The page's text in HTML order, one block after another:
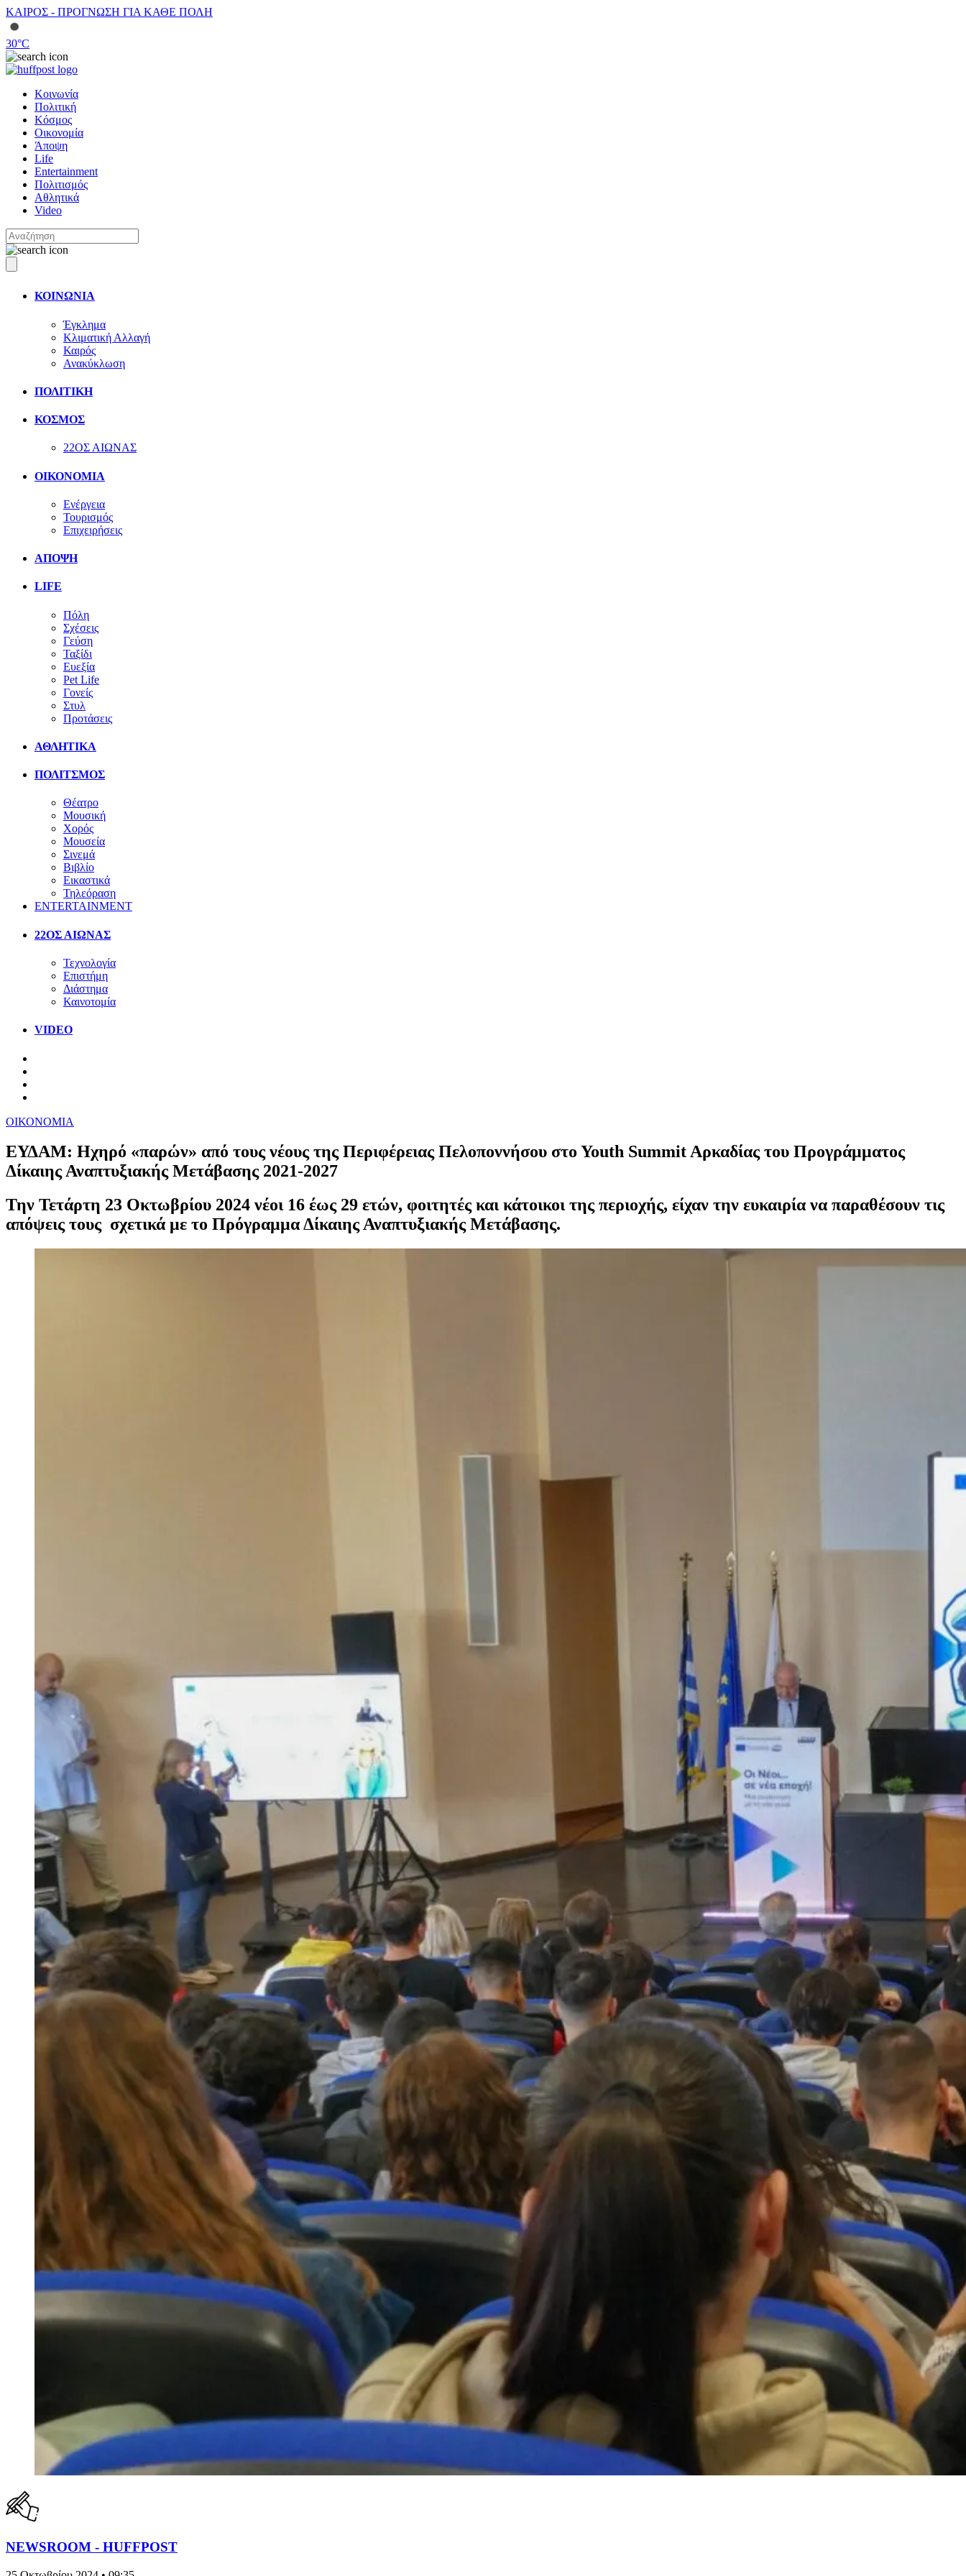
ΚΑΙΡΟΣ - ΠΡΟΓΝΩΣΗ ΓΙΑ ΚΑΘΕ ΠΟΛΗ
30°C
Κοινωνία
Πολιτική
Κόσμος
Οικονομία
Άποψη
Life
Entertainment
Πολιτισμός
Αθλητικά
Video
ΚΟΙΝΩΝΙΑ
Έγκλημα
Κλιματική Αλλαγή
Καιρός
Ανακύκλωση
ΠΟΛΙΤΙΚΗ
ΚΟΣΜΟΣ
22ΟΣ ΑΙΩΝΑΣ
ΟΙΚΟΝΟΜΙΑ
Ενέργεια
Τουρισμός
Επιχειρήσεις
ΑΠΟΨΗ
LIFE
Πόλη
Σχέσεις
Γεύση
Ταξίδι
Ευεξία
Pet Life
Γονείς
Στυλ
Προτάσεις
ΑΘΛΗΤΙΚΑ
ΠΟΛΙΤΣΜΟΣ
Θέατρο
Μουσική
Χορός
Μουσεία
Σινεμά
Βιβλίο
Εικαστικά
Τηλεόραση
ENTERTAINMENT
22ΟΣ ΑΙΩΝΑΣ
Τεχνολογία
Επιστήμη
Διάστημα
Καινοτομία
VIDEO
ΟΙΚΟΝΟΜΙΑ
ΕΥΔΑM: Ηχηρό «παρών» από τους νέους της Περιφέρειας Πελοποννήσου στο Υοuth Summit Aρκαδίας του Προγράμματος
Δίκαιης Αναπτυξιακής Μετάβασης 2021-2027
Την Τετάρτη 23 Οκτωβρίου 2024 νέοι 16 έως 29 ετών, φοιτητές και κάτοικοι της περιοχής, είχαν την ευκαιρία να παραθέσουν τις
απόψεις τους σχετικά με το Πρόγραμμα Δίκαιης Αναπτυξιακής Μετάβασης.
NEWSROOM - HUFFPOST